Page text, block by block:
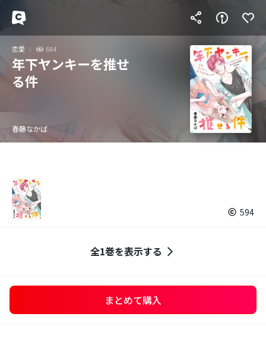
恋愛 664
年下ヤンキーを推せ
る件
春藤なかば
594
全1巻を表示する
まとめて購入